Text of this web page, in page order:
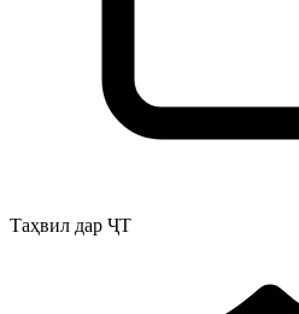
Таҳвил дар ҶТ